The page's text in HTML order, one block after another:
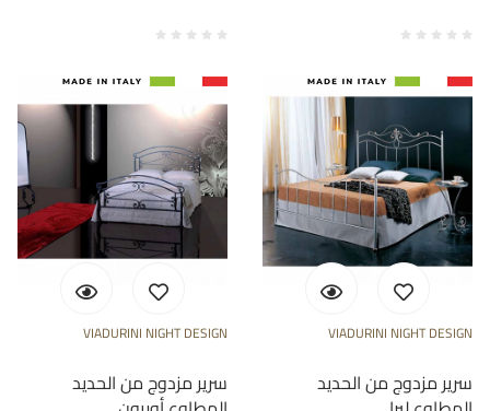
VIADURINI NIGHT DESIGN
سرير مزدوج من الحديد
VIADURINI NIGHT DESIGN
سرير مزدوج من الحديد